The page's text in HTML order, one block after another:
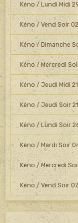
Kéno / Lundi Midi
Kéno / Vend Soir
Kéno / Dimanche
Kéno / Mercredi
Kéno / Jeudi Midi
Kéno / Jeudi Soir
Kéno / Lundi Soir
Kéno / Mardi Soir
Kéno / Mercredi
Kéno / Vend Soir